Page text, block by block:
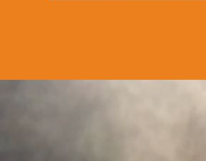
VIOLENCIA